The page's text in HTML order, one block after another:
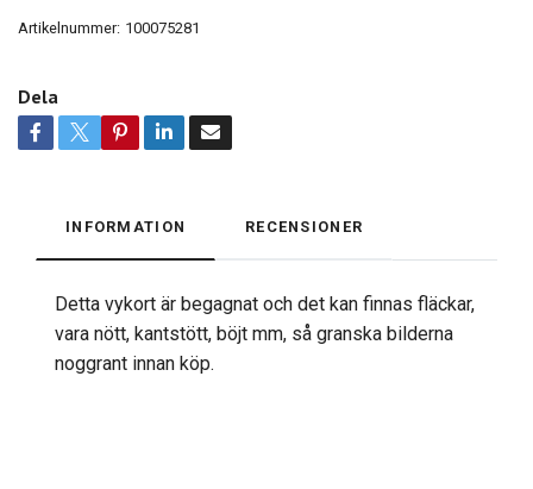
Artikelnummer: 100075281
Dela
INFORMATION RECENSIONER
Detta vykort är begagnat och det kan finnas fläckar,
vara nött, kantstött, böjt mm, så granska bilderna
noggrant innan köp.